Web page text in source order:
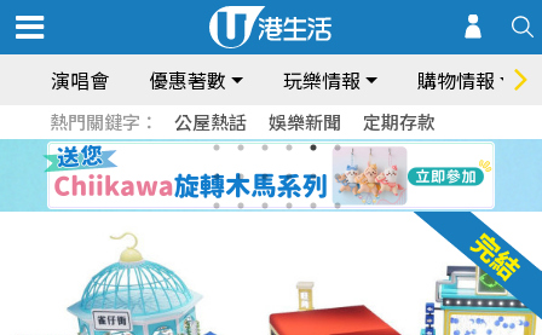
演唱會 優惠著數 玩樂情報 購物情報
熱門關鍵字： 公屋熱話 娛樂新聞 定期存款